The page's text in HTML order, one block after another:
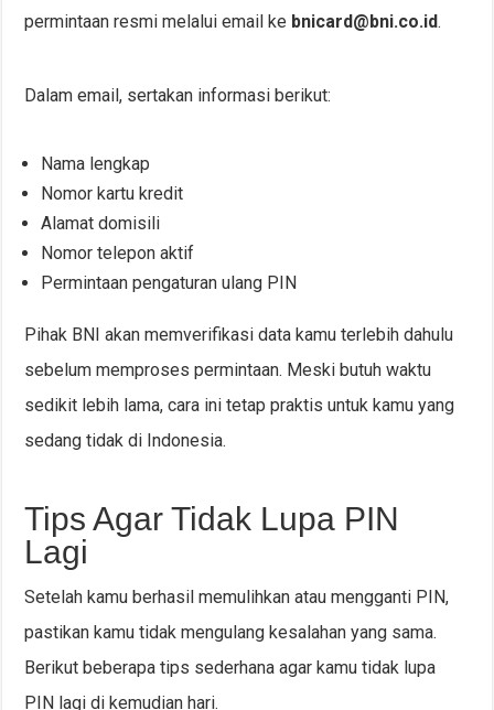
permintaan resmi melalui email ke bnicard@bni.co.id.
Dalam email, sertakan informasi berikut:
Nama lengkap
Nomor kartu kredit
Alamat domisili
Nomor telepon aktif
Permintaan pengaturan ulang PIN
Pihak BNI akan memverifikasi data kamu terlebih dahulu
sebelum memproses permintaan. Meski butuh waktu
sedikit lebih lama, cara ini tetap praktis untuk kamu yang
sedang tidak di Indonesia.
Tips Agar Tidak Lupa PIN
Lagi
Setelah kamu berhasil memulihkan atau mengganti PIN,
pastikan kamu tidak mengulang kesalahan yang sama.
Berikut beberapa tips sederhana agar kamu tidak lupa
PIN lagi di kemudian hari.